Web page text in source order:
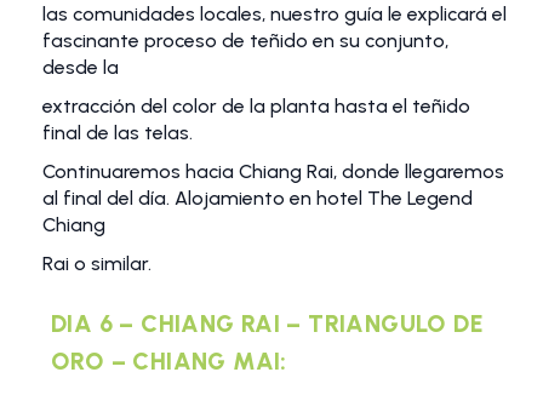
las comunidades locales, nuestro guía le explicará el
fascinante proceso de teñido en su conjunto,
desde la
extracción del color de la planta hasta el teñido
final de las telas.
Continuaremos hacia Chiang Rai, donde llegaremos
al final del día. Alojamiento en hotel The Legend
Chiang
Rai o similar.
DIA 6 – CHIANG RAI – TRIANGULO DE
ORO – CHIANG MAI: